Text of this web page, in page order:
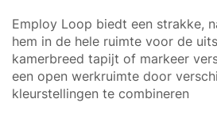
Employ Loop biedt een strakke,
hem in de hele ruimte voor de
kamerbreed tapijt of markeer
een open werkruimte door
kleurstellingen te combineren